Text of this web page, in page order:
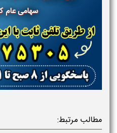
سهامی عام
مطالب مرتبط: